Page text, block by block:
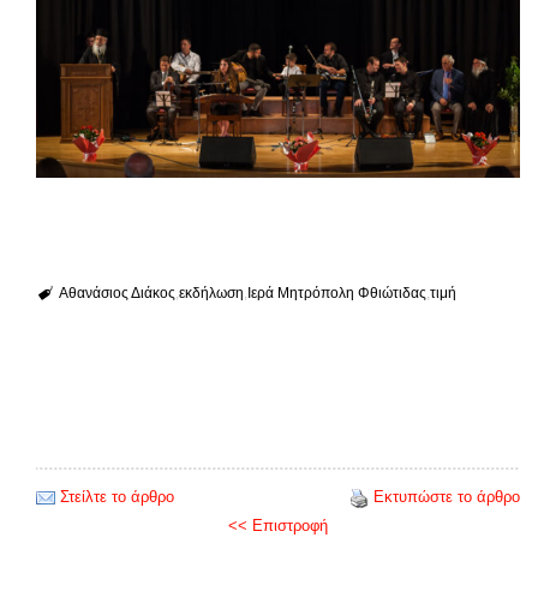
Αθανάσιος Διάκος εκδήλωση Ιερά Μητρόπολη Φθιώτιδας τιμή
Στείλτε το άρθρο
Εκτυπώστε το άρθρο
<< Επιστροφή